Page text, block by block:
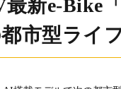
新e-Bike
市型ライ